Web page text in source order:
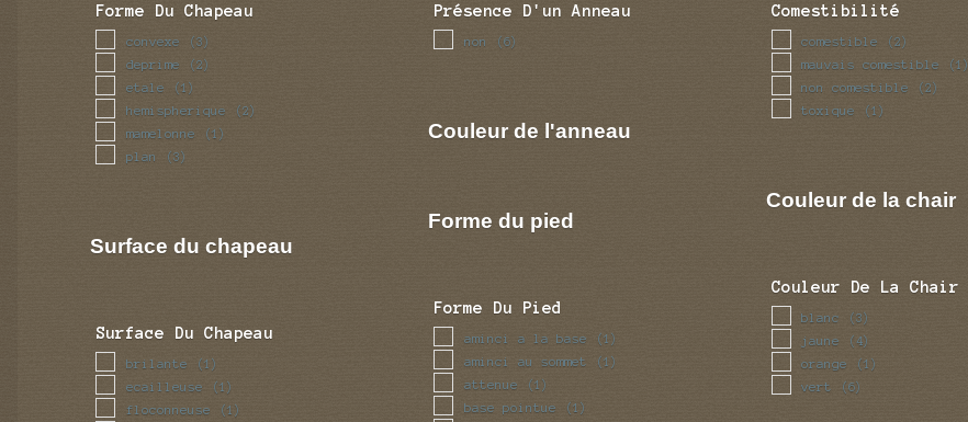
Forme Du Chapeau
convexe (3)
deprime (2)
etale (1)
hemispherique (2)
mamelonne (1)
plan (3)
Surface du chapeau
Surface Du Chapeau
brilante (1)
ecailleuse (1)
floconneuse (1)
Présence D'un Anneau
non (6)
Couleur de l'anneau
Forme du pied
Forme Du Pied
aminci a la base (1)
aminci au sommet (1)
attenue (1)
base pointue (1)
Comestibilité
comestible (2)
mauvais comestible (1)
non comestible (2)
toxique (1)
Couleur de la chair
Couleur De La Chair
blanc (3)
jaune (4)
orange (1)
vert (6)